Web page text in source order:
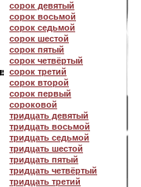
сорок девятый
сорок восьмой
сорок седьмой
сорок шестой
сорок пятый
сорок четвёртый
сорок третий
сорок второй
сорок первый
сороковой
тридцать девятый
тридцать восьмой
тридцать седьмой
тридцать шестой
тридцать пятый
тридцать четвёртый
тридцать третий